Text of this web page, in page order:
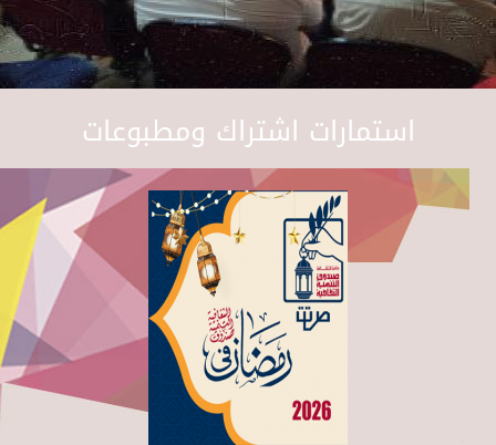
استمارات اشتراك ومطبوعات